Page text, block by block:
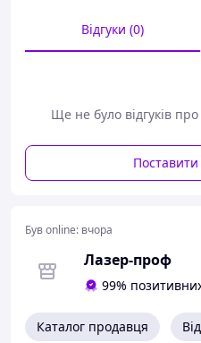
Відгуки (0)
Ще не було відгуків
Був online: вчора
Лазер-проф
99% позитивних
Каталог продавця